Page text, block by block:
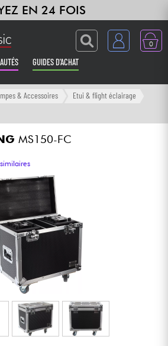
EN 24 FOIS
0
GUIDES D'ACHAT
& Accessoires
Etui & flight éclairage
MS150-FC